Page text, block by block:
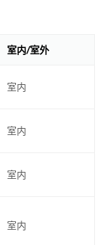
室内/室外
室内
室内
室内
室内